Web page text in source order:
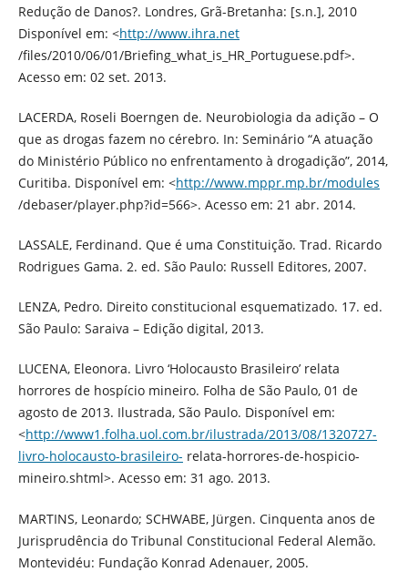
Redução de Danos?. Londres, Grã-Bretanha: [s.n.], 2010
Disponível em: <http://www.ihra.net
/files/2010/06/01/Briefing_what_is_HR_Portuguese.pdf>.
Acesso em: 02 set. 2013.
LACERDA, Roseli Boerngen de. Neurobiologia da adição – O
que as drogas fazem no cérebro. In: Seminário “A atuação
do Ministério Público no enfrentamento à drogadição”, 2014,
Curitiba. Disponível em: <http://www.mppr.mp.br/modules
/debaser/player.php?id=566>. Acesso em: 21 abr. 2014.
LASSALE, Ferdinand. Que é uma Constituição. Trad. Ricardo
Rodrigues Gama. 2. ed. São Paulo: Russell Editores, 2007.
LENZA, Pedro. Direito constitucional esquematizado. 17. ed.
São Paulo: Saraiva – Edição digital, 2013.
LUCENA, Eleonora. Livro ‘Holocausto Brasileiro’ relata
horrores de hospício mineiro. Folha de São Paulo, 01 de
agosto de 2013. Ilustrada, São Paulo. Disponível em:
<http://www1.folha.uol.com.br/ilustrada/2013/08/1320727-
livro-holocausto-brasileiro- relata-horrores-de-hospicio-
mineiro.shtml>. Acesso em: 31 ago. 2013.
MARTINS, Leonardo; SCHWABE, Jürgen. Cinquenta anos de
Jurisprudência do Tribunal Constitucional Federal Alemão.
Montevidéu: Fundação Konrad Adenauer, 2005.